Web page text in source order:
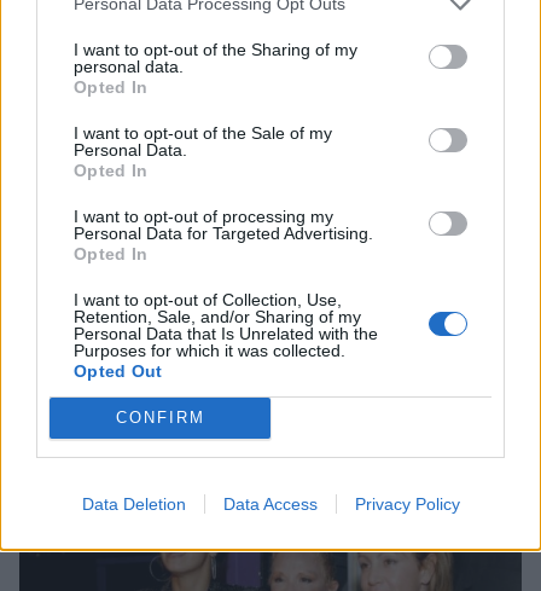
I want to opt-out of the Sharing of my
personal data.
Opted In
I want to opt-out of the Sale of my
Personal Data.
Opted In
I want to opt-out of processing my
Personal Data for Targeted Advertising.
Opted In
I want to opt-out of Collection, Use,
Retention, Sale, and/or Sharing of my
Personal Data that Is Unrelated with the
Purposes for which it was collected.
Opted Out
CONFIRM
Data Deletion Data Access Privacy Policy